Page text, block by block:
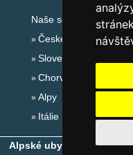
Naše servery:
České hory
Slovenské hory
Chorvatsko
Alpy
Itálie
Alpské ubytování, alpské